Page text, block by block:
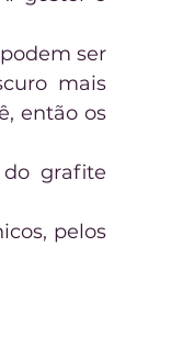
ser
mais
então os
grafite
pelos